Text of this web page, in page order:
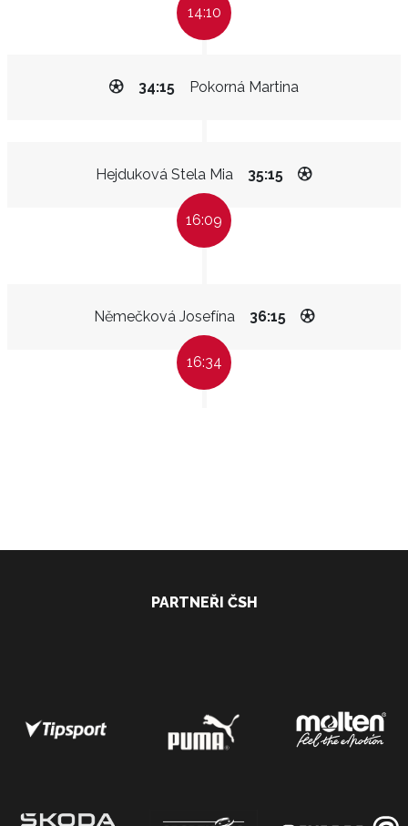
14:10
Pokorná Martina
34:15
Hejduková Stela Mia 35:15
16:09
Němečková Josefína 36:15
16:34
PARTNEŘI ČSH